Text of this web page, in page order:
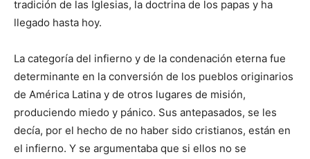
tradición de las Iglesias, la doctrina de los papas y ha
llegado hasta hoy.
La categoría del infierno y de la condenación eterna fue
determinante en la conversión de los pueblos originarios
de América Latina y de otros lugares de misión,
produciendo miedo y pánico. Sus antepasados, se les
decía, por el hecho de no haber sido cristianos, están en
el infierno. Y se argumentaba que si ellos no se